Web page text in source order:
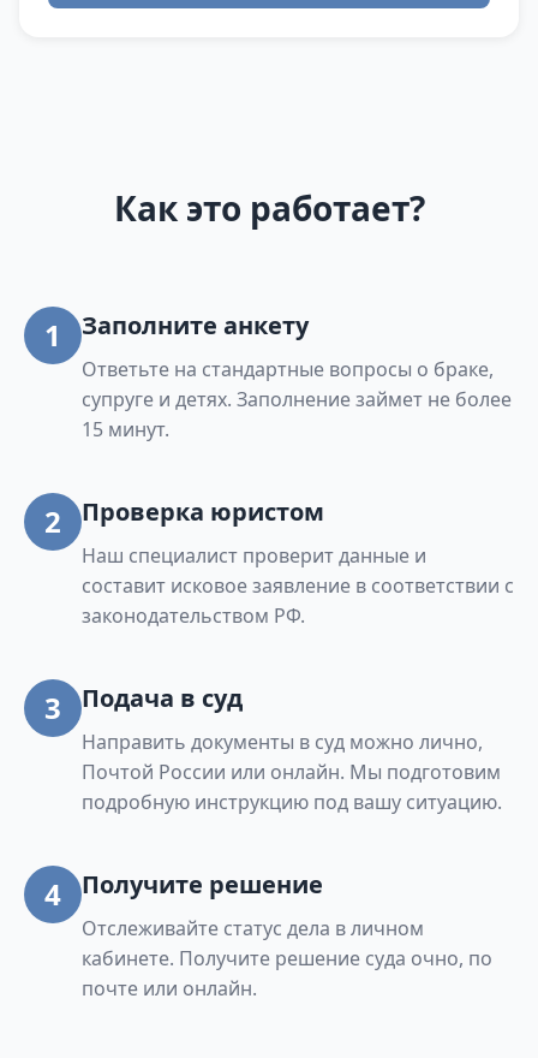
Как это работает?
1 Заполните анкету
Ответьте на стандартные вопросы о браке,
супруге и детях. Заполнение займет не более
15 минут.
2 Проверка юристом
Наш специалист проверит данные и
составит исковое заявление в соответствии с
законодательством РФ.
3 Подача в суд
Направить документы в суд можно лично,
Почтой России или онлайн. Мы подготовим
подробную инструкцию под вашу ситуацию.
4 Получите решение
Отслеживайте статус дела в личном
кабинете. Получите решение суда очно, по
почте или онлайн.